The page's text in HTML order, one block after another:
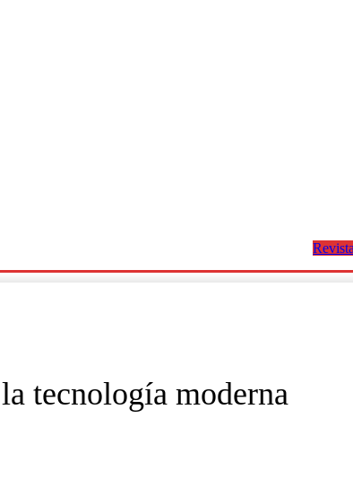
Salud Y
tecnología moderna